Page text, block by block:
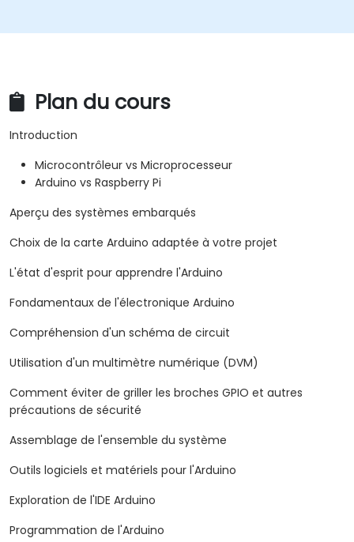
Des kits matériels peuvent être achetés chez
https://store.arduino.cc/products/arduino-
starter-kit-multi-language
Pour demander une configuration différente,
détails.
Plan du cours
Introduction
Microcontrôleur vs Microprocesseur
Arduino vs Raspberry Pi
Aperçu des systèmes embarqués
Choix de la carte Arduino adaptée à votre projet
L'état d'esprit pour apprendre l'Arduino
Fondamentaux de l'électronique Arduino
Compréhension d'un schéma de circuit
Utilisation d'un multimètre numérique (DVM)
Comment éviter de griller les broches GPIO et autres
précautions de sécurité
Assemblage de l'ensemble du système
Outils logiciels et matériels pour l'Arduino
Exploration de l'IDE Arduino
Programmation de l'Arduino